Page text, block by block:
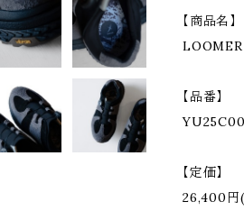
【商品名】
【品番】
【定価】
26,400円